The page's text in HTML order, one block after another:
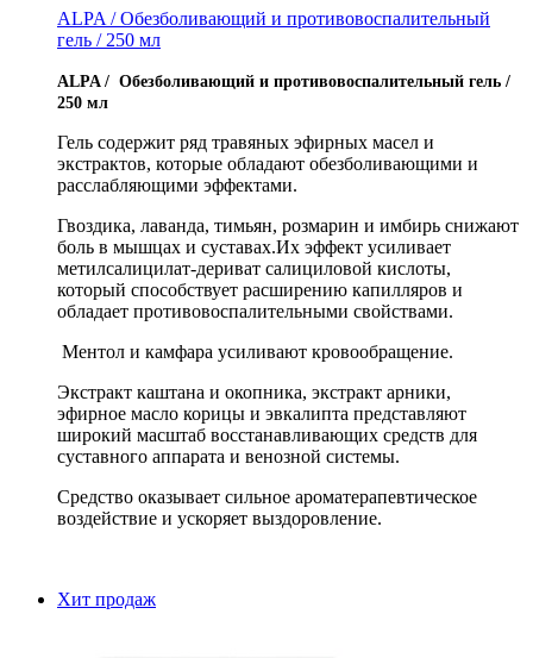
ALPA / Обезболивающий и противовоспалительный
гель / 250 мл
ALPA / Обезболивающий и противовоспалительный гель /
250 мл
Гель содержит ряд травяных эфирных масел и
экстрактов, которые обладают обезболивающими и
расслабляющими эффектами.
Гвоздика, лаванда, тимьян, розмарин и имбирь снижают
боль в мышцах и суставах.Их эффект усиливает
метилсалицилат-дериват салициловой кислоты,
который способствует расширению капилляров и
обладает противовоспалительными свойствами.
Ментол и камфара усиливают кровообращение.
Экстракт каштана и окопника, экстракт арники,
эфирное масло корицы и эвкалипта представляют
широкий масштаб восстанавливающих средств для
суставного аппарата и венозной системы.
Средство оказывает сильное ароматерапевтическое
воздействие и ускоряет выздоровление.
Хит продаж